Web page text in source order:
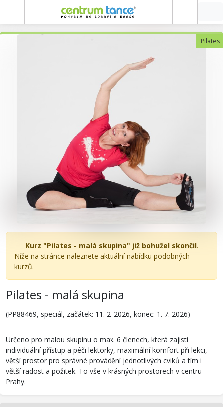
Pilates
Kurz "Pilates - malá skupina" již bohužel skončil.
Níže na stránce naleznete aktuální nabídku podobných
kurzů.
Pilates - malá skupina
(PP88469, speciál, začátek: 11. 2. 2026, konec: 1. 7. 2026)
Určeno pro malou skupinu o max. 6 členech, která zajistí
individuální přístup a péči lektorky, maximální komfort při lekci,
větší prostor pro správné provádění jednotlivých cviků a tím i
větší radost a požitek. To vše v krásných prostorech v centru
Prahy.